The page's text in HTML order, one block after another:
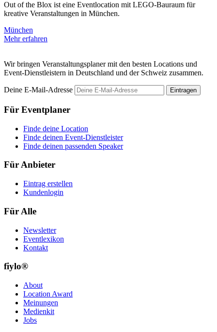
Out of the Blox ist eine Eventlocation mit LEGO-Bauraum für
kreative Veranstaltungen in München.
München
Mehr erfahren
Wir bringen Veranstaltungsplaner mit den besten Locations und
Event-Dienstleistern in Deutschland und der Schweiz zusammen.
Deine E-Mail-Adresse Eintragen
Für Eventplaner
Finde deine Location
Finde deinen Event-Dienstleister
Finde deinen passenden Speaker
Für Anbieter
Eintrag erstellen
Kundenlogin
Für Alle
Newsletter
Eventlexikon
Kontakt
fiylo®
About
Location Award
Meinungen
Medienkit
Jobs